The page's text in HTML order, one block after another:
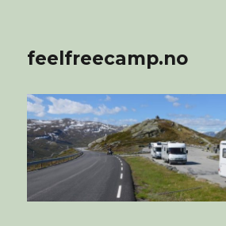
feelfreecamp.no